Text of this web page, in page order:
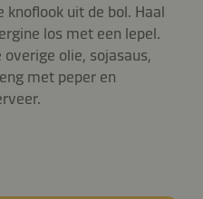
uit de bol. Haal
los met een lepel.
olie, sojasaus,
met peper en